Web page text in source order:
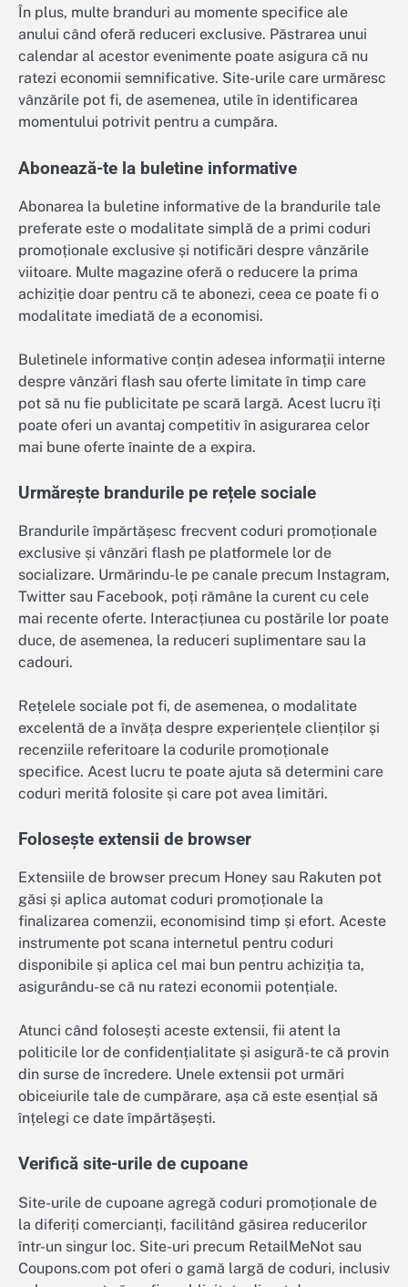
În plus, multe branduri au momente specifice ale
anului când oferă reduceri exclusive. Păstrarea unui
calendar al acestor evenimente poate asigura că nu
ratezi economii semnificative. Site-urile care urmăresc
vânzările pot fi, de asemenea, utile în identificarea
momentului potrivit pentru a cumpăra.
Abonează-te la buletine informative
Abonarea la buletine informative de la brandurile tale
preferate este o modalitate simplă de a primi coduri
promoționale exclusive și notificări despre vânzările
viitoare. Multe magazine oferă o reducere la prima
achiziție doar pentru că te abonezi, ceea ce poate fi o
modalitate imediată de a economisi.
Buletinele informative conțin adesea informații interne
despre vânzări flash sau oferte limitate în timp care
pot să nu fie publicitate pe scară largă. Acest lucru îți
poate oferi un avantaj competitiv în asigurarea celor
mai bune oferte înainte de a expira.
Urmărește brandurile pe rețele sociale
Brandurile împărtășesc frecvent coduri promoționale
exclusive și vânzări flash pe platformele lor de
socializare. Urmărindu-le pe canale precum Instagram,
Twitter sau Facebook, poți rămâne la curent cu cele
mai recente oferte. Interacțiunea cu postările lor poate
duce, de asemenea, la reduceri suplimentare sau la
cadouri.
Rețelele sociale pot fi, de asemenea, o modalitate
excelentă de a învăța despre experiențele clienților și
recenziile referitoare la codurile promoționale
specifice. Acest lucru te poate ajuta să determini care
coduri merită folosite și care pot avea limitări.
Folosește extensii de browser
Extensiile de browser precum Honey sau Rakuten pot
găsi și aplica automat coduri promoționale la
finalizarea comenzii, economisind timp și efort. Aceste
instrumente pot scana internetul pentru coduri
disponibile și aplica cel mai bun pentru achiziția ta,
asigurându-se că nu ratezi economii potențiale.
Atunci când folosești aceste extensii, fii atent la
politicile lor de confidențialitate și asigură-te că provin
din surse de încredere. Unele extensii pot urmări
obiceiurile tale de cumpărare, așa că este esențial să
înțelegi ce date împărtășești.
Verifică site-urile de cupoane
Site-urile de cupoane agregă coduri promoționale de
la diferiți comercianți, facilitând găsirea reducerilor
într-un singur loc. Site-uri precum RetailMeNot sau
Coupons.com pot oferi o gamă largă de coduri, inclusiv